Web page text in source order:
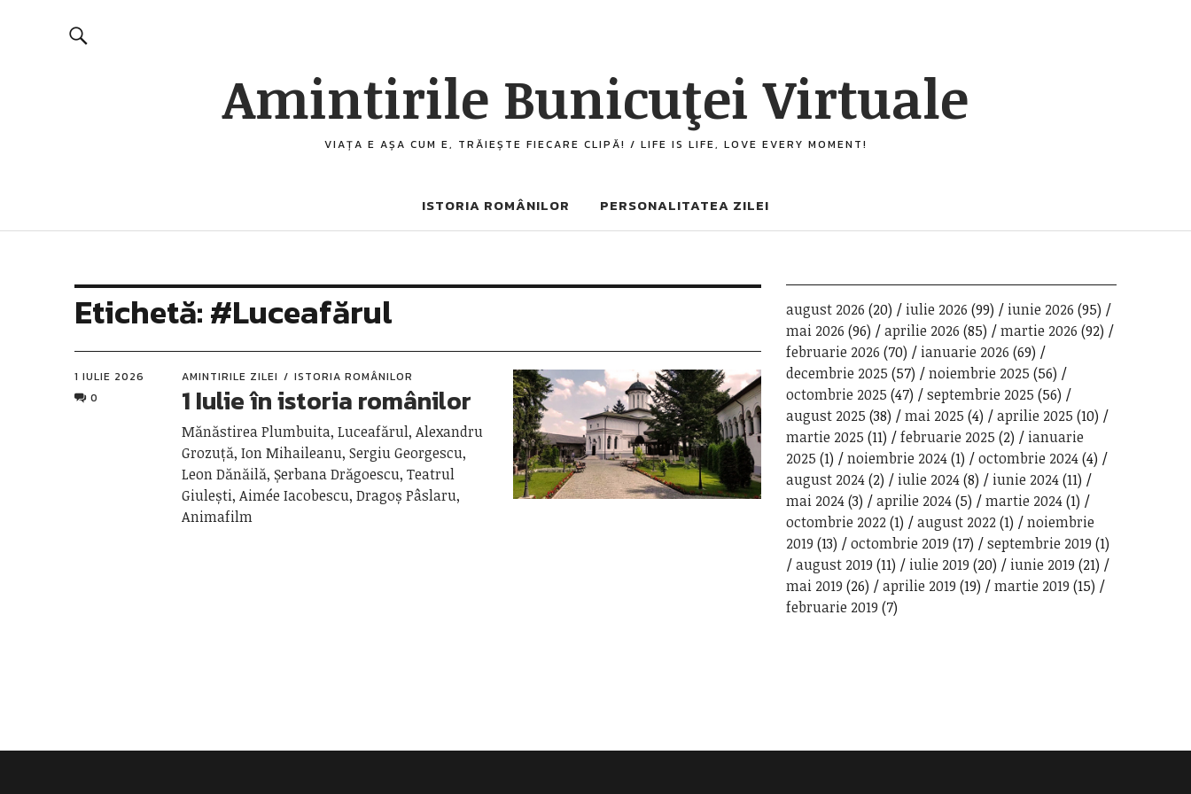
Amintirile Bunicuţei Virtuale
VIAȚA E AȘA CUM E, TRĂIEȘTE FIECARE CLIPĂ! / LIFE IS LIFE, LOVE EVERY MOMENT!
ISTORIA ROMÂNILOR PERSONALITATEA ZILEI
Etichetă:#Luceafărul
1 IULIE 2026
0
AMINTIRILE ZILEI ISTORIA ROMÂNILOR
1 Iulie în istoria românilor
Mănăstirea Plumbuita, Luceafărul, Alexandru
Grozuță, Ion Mihaileanu, Sergiu Georgescu,
Leon Dănăilă, Șerbana Drăgoescu, Teatrul
Giulești, Aimée Iacobescu, Dragoș Pâslaru,
Animafilm
august 2026 (20) iulie 2026 (99) iunie 2026 (95)
mai 2026 (96) aprilie 2026 (85) martie 2026 (92)
februarie 2026 (70) ianuarie 2026 (69)
decembrie 2025 (57) noiembrie 2025 (56)
octombrie 2025 (47) septembrie 2025 (56)
august 2025 (38) mai 2025 (4) aprilie 2025 (10)
martie 2025 (11) februarie 2025 (2)
ianuarie
2025 (1) noiembrie 2024(1) octombrie 2024(4)
august 2024(2) iulie 2024(8) iunie 2024(11)
mai 2024(3) aprilie 2024(5) martie 2024(1)
octombrie 2022(1) august 2022(1)
noiembrie
2019 (13) octombrie 2019 (17) septembrie 2019 (1)
august 2019 (11) iulie 2019 (20) iunie 2019 (21)
mai 2019 (26) aprilie 2019 (19) martie 2019 (15)
februarie 2019 (7)